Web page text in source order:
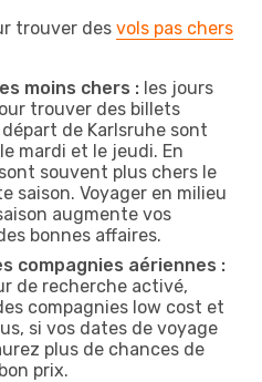
trouver des vols pas chers
moins chers : les jours
trouver des billets
de Karlsruhe sont
mardi et le jeudi. En
souvent plus chers le
saison. Voyager en milieu
augmente vos
bonnes affaires.
compagnies aériennes :
de recherche activé,
compagnies low cost et
si vos dates de voyage
plus de chances de
prix.